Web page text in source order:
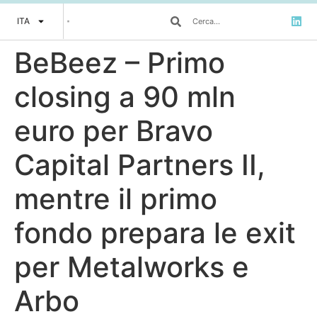
ITA
BeBeez – Primo
closing a 90 mln
euro per Bravo
Capital Partners II,
mentre il primo
fondo prepara le exit
per Metalworks e
Arbo